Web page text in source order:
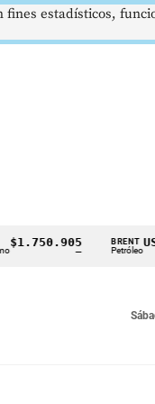
Petróleo
estadísticos,